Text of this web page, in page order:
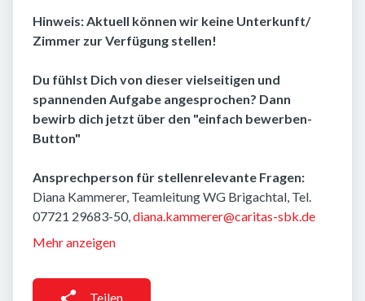
Hinweis: Aktuell können wir keine Unterkunft/
Zimmer zur Verfügung stellen!
Du fühlst Dich von dieser vielseitigen und
spannenden Aufgabe angesprochen? Dann
bewirb dich jetzt über den "einfach bewerben-
Button"
Ansprechperson für stellenrelevante Fragen:
Diana Kammerer, Teamleitung WG Brigachtal, Tel.
07721 29683-50,diana.kammerer@caritas-sbk.de
Mehr anzeigen
Teilen